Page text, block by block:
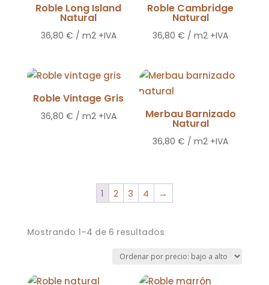
Roble Long Island
Natural
36,80 € / m2 +IVA
Roble Cambridge
Natural
36,80€ / m2 +IVA
Roble Vintage Gris
36,80 € / m2 +IVA Merbau Barnizado
Natural
36,80€ / m2 +IVA
1 2 3 4 →
Mostrando 1–4 de 6 resultadosOrdenado
precio:
bajo